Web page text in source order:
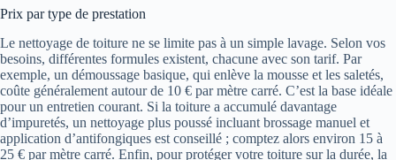
Prix par type de prestation
Le nettoyage de toiture ne se limite pas à un simple lavage. Selon vos
besoins, différentes formules existent, chacune avec son tarif. Par
exemple, un démoussage basique, qui enlève la mousse et les saletés,
coûte généralement autour de 10 € par mètre carré. C’est la base idéale
pour un entretien courant. Si la toiture a accumulé davantage
d’impuretés, un nettoyage plus poussé incluant brossage manuel et
application d’antifongiques est conseillé ; comptez alors environ 15 à
25 € par mètre carré. Enfin, pour protéger votre toiture sur la durée, la